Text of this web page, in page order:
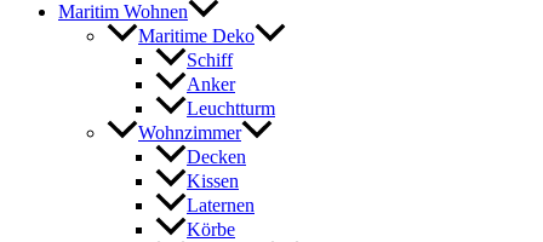
Maritim Wohnen
Maritime Deko
Schiff
Anker
Leuchtturm
Wohnzimmer
Decken
Kissen
Laternen
Körbe